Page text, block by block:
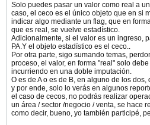
Solo puedes pasar un valor como real a
caso, el ceco es el único objeto que en si
indicar algo mediante un flag, que en
que es real, se vuelve estadístico.
Adicionalmente, si el valor es un ingreso,
PA.Y el objeto estadístico es el ceco..
Por otra parte, sigo sumando temas,
proceso, el valor, en forma "real" solo
incurriendo en una doble imputación.
O es de A o es de B, en alguno de los
y por ende, solo lo verás en algunos
el caso de cecos, no podrás realizar
un área / sector /negocio / venta, se hace
como decir, bueno, yo también participé,